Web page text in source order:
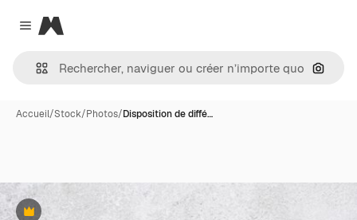
Close menu
Magnific
Accueil/Stock/Photos/Disposition de diffé…
Premium